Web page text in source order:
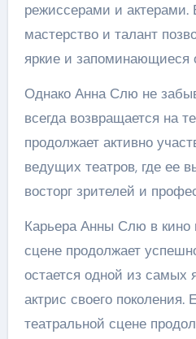
режиссерами и актерами.
мастерство и талант
яркие и запоминающиеся
Однако Анна Слю не
всегда возвращается на
продолжает активно
ведущих театров, где ее
восторг зрителей и
Карьера Анны Слю в кино
сцене продолжает
остается одной из самых
актрис своего поколения.
театральной сцене